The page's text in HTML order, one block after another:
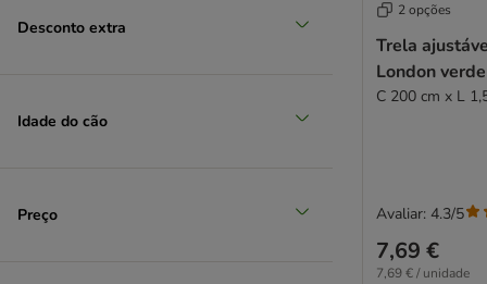
Desconto extra
Idade do cão
Preço
2 opções
Trela
London
C 200 cm x L
7,69 €
7,69 € / unidade
Avaliar: 4.3/5